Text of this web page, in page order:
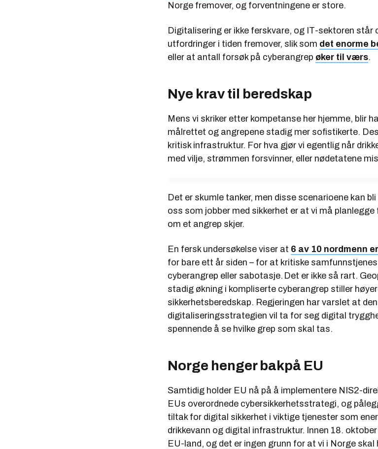
Norge fremover, og forventningene er store.
Digitalisering er ikke ferskvare, og IT-sektoren står
utfordringer i tiden fremover, slik som det enorme
eller at antall forsøk på cyberangrep øker til værs.
Nye krav til beredskap
Mens vi skriker etter kompetanse her hjemme, blir
målrettet og angrepene stadig mer sofistikerte.
kritisk infrastruktur. For hva gjør vi egentlig når
med vilje, strømmen forsvinner, eller nødetatene
Det er skumle tanker, men disse scenarioene kan
oss som jobber med sikkerhet er at vi må planlegge
om et angrep skjer.
En fersk undersøkelse viser at 6 av 10 nordmenn
for bare ett år siden – for at kritiske
cyberangrep eller sabotasje. Det er ikke så rart.
stadig økning i kompliserte cyberangrep stiller
sikkerhetsberedskap. Regjeringen har varslet at
digitaliseringsstrategien vil ta for seg digital
spennende å se hvilke grep som skal tas.
Norge henger bakpå EU
Samtidig holder EU nå på å implementere NIS2-
EUs overordnede cybersikkerhetsstrategi, og
tiltak for digital sikkerhet i viktige tjenester som
drikkevann og digital infrastruktur. Innen 18.
EU-land, og det er ingen grunn for at vi i Norge skal